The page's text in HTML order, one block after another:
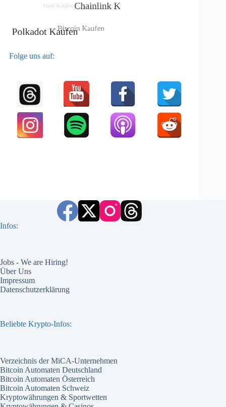
Folge uns auf:
Infos:
Jobs - We are Hiring!
Über Uns
Impressum
Datenschutzerklärung
Beliebte Krypto-Infos:
Verzeichnis der MiCA-Unternehmen
Bitcoin Automaten Deutschland
Bitcoin Automaten Österreich
Bitcoin Automaten Schweiz
Kryptowährungen & Sportwetten